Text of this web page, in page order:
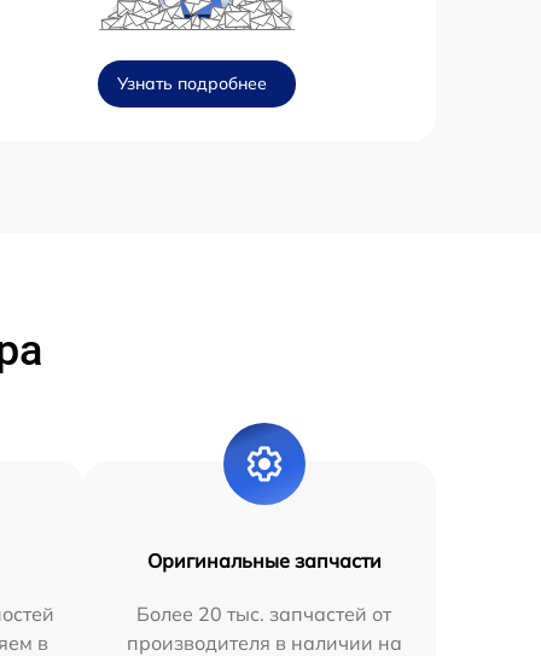
Узнать подробнее
в
Оригинальные запчасти
Более 20 тыс. запчастей от
производителя в наличии на